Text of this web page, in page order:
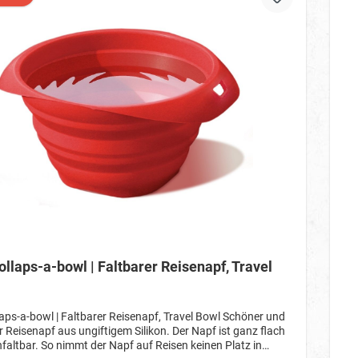
a-bowl | Faltbarer Reisenapf, Travel
a-bowl | Faltbarer Reisenapf, Travel Bowl Schöner und
Reisenapf aus ungiftigem Silikon. Der Napf ist ganz flach
So nimmt der Napf auf Reisen keinen Platz in